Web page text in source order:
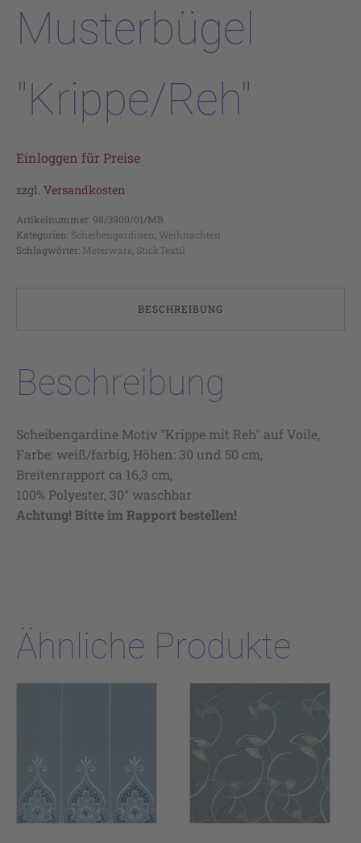
Musterbügel
"Krippe/Reh"
Einloggen für Preise
zzgl. Versandkosten
Artikelnummer: 98/3900/01/MB
Kategorien: Scheibengardinen Weihnachten
Schlagwörter: Meterware StickTextil
BESCHREIBUNG
Beschreibung
Scheibengardine Motiv "Krippe mit Reh" auf Voile,
Farbe: weiß/farbig, Höhen: 30 und 50 cm,
Breitenrapport ca 16,3 cm,
100% Polyester, 30° waschbar
Achtung! Bitte im Rapport bestellen!
Ähnliche Produkte